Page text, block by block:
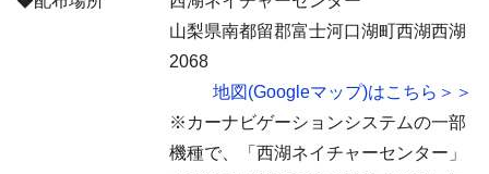
山梨県南都留郡富士河口湖町西湖西湖
2068
地図(Googleマップ)はこちら＞＞
※カーナビゲーションシステムの一部
機種で、「西湖ネイチャーセンター」